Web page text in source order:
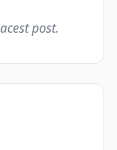
post.